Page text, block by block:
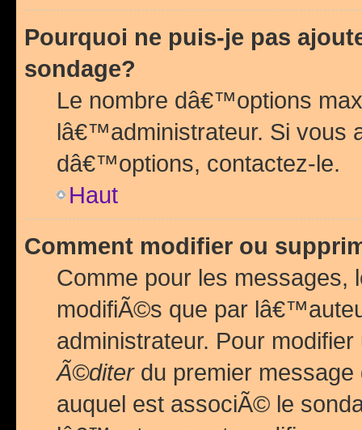
Pourquoi ne puis-je pas
sondage?
Le nombre dâ€™options
lâ€™administrateur. Si vous
dâ€™options, contactez-le.
Haut
Comment modifier ou
Comme pour les messages,
modifiÃ©s que par
administrateur. Pour
Ã©diterdu premier
auquel est associÃ© le